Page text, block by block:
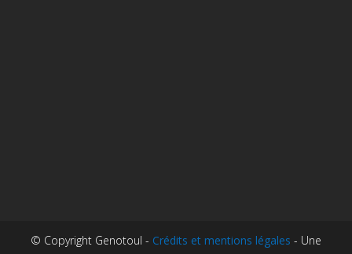
© Copyright Genotoul - Crédits et mentions légales - Une